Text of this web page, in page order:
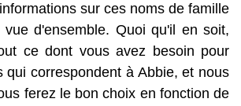
sur ces noms de famille
d'ensemble. Quoi qu'il en soit,
ce dont vous avez besoin pour
qui correspondent à Abbie, et nous
ferez le bon choix en fonction de